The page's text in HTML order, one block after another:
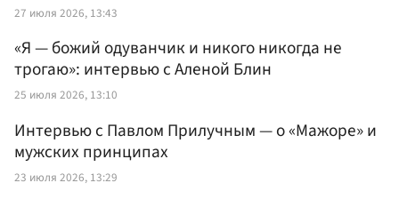
27 июля 2026, 13:43
«Я — божий одуванчик и никого никогда не
трогаю»: интервью с Аленой Блин
25 июля 2026, 13:10
Интервью с Павлом Прилучным — о «Мажоре» и
мужских принципах
23 июля 2026, 13:29